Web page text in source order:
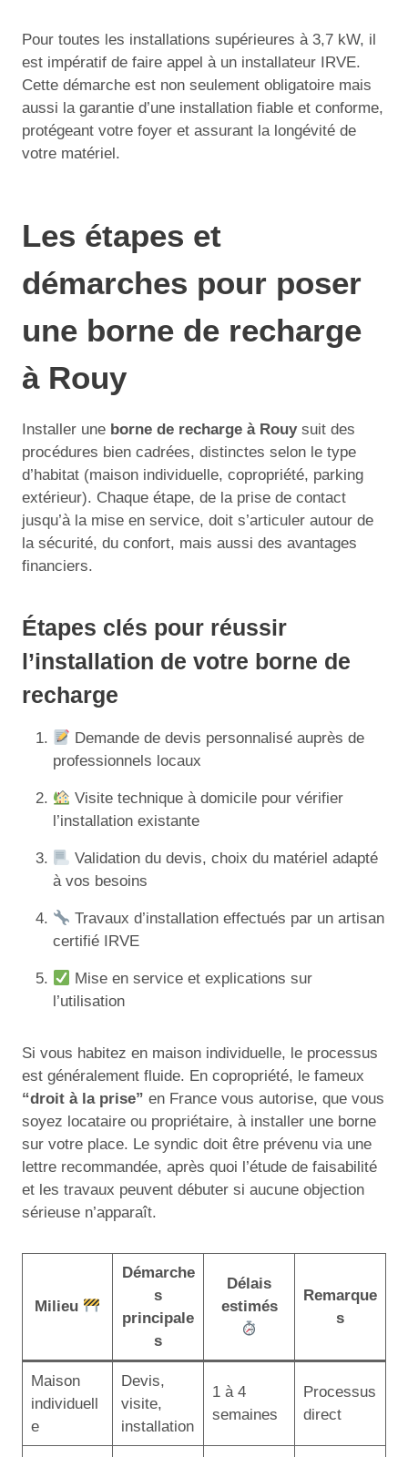
Pour toutes les installations supérieures à 3,7 kW, il
est impératif de faire appel à un installateur IRVE.
Cette démarche est non seulement obligatoire mais
aussi la garantie d’une installation fiable et conforme,
protégeant votre foyer et assurant la longévité de
votre matériel.
Les étapes et
démarches pour poser
une borne de recharge
à Rouy
Installer une borne de recharge à Rouysuit des
procédures bien cadrées, distinctes selon le type
d’habitat (maison individuelle, copropriété, parking
extérieur). Chaque étape, de la prise de contact
jusqu’à la mise en service, doit s’articuler autour de
la sécurité, du confort, mais aussi des avantages
financiers.
Étapes clés pour réussir
l’installation de votre borne de
recharge
Demande de devis personnalisé auprès de
professionnels locaux
Visite technique à domicile pour vérifier
l’installation existante
Validation du devis, choix du matériel adapté
à vos besoins
Travaux d’installation effectués par un artisan
certifié IRVE
Mise en service et explications sur
l’utilisation
Si vous habitez en maison individuelle, le processus
est généralement fluide. En copropriété, le fameux
“droit à la prise” en France vous autorise, que vous
soyez locataire ou propriétaire, à installer une borne
sur votre place. Le syndic doit être prévenu via une
lettre recommandée, après quoi l’étude de faisabilité
et les travaux peuvent débuter si aucune objection
sérieuse n’apparaît.
Milieu
Démarche
s
principale
s
Délais
estimés
Remarque
s
Maison
individuell
e
Devis,
visite,
installation
1 à 4
semaines
Processus
direct